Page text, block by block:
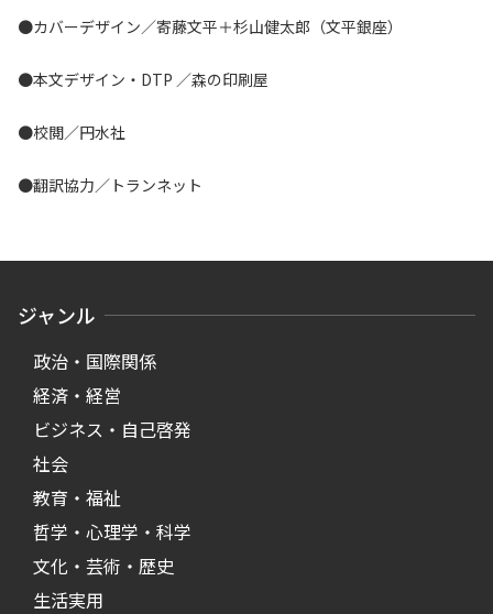
●カバーデザイン／寄藤文平＋杉山健太郎（文平銀座）
●本文デザイン・DTP ／森の印刷屋
●校閲／円水社
●翻訳協力／トランネット
ジャンル
政治・国際関係
経済・経営
ビジネス・自己啓発
社会
教育・福祉
哲学・心理学・科学
文化・芸術・歴史
生活実用